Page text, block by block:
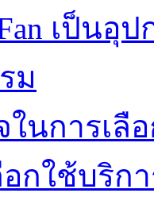
Fan เป็น
ม
ในการเ
กใช้บริก